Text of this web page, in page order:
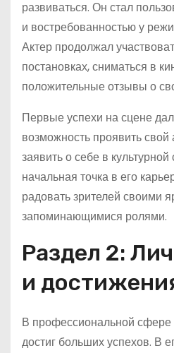
развиваться. Он стал
и востребованностью у
Актер продолжал
постановках, сниматься в
положительные отзывы о
Первые успехи на сцене
возможность проявить свой
заявить о себе в
начальная точка в его
радовать зрителей своими
запоминающимися ролями.
Раздел 2:
и
В профессиональной
достиг больших успехов. В